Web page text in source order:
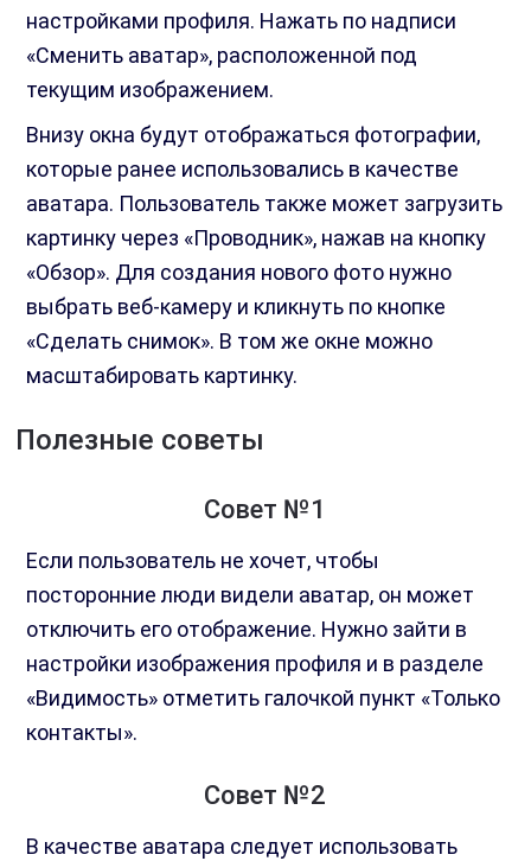
настройками профиля. Нажать по надписи
«Сменить аватар», расположенной под
текущим изображением.
Внизу окна будут отображаться фотографии,
которые ранее использовались в качестве
аватара. Пользователь также может загрузить
картинку через «Проводник», нажав на кнопку
«Обзор». Для создания нового фото нужно
выбрать веб-камеру и кликнуть по кнопке
«Сделать снимок». В том же окне можно
масштабировать картинку.
Полезные советы
Совет №1
Если пользователь не хочет, чтобы
посторонние люди видели аватар, он может
отключить его отображение. Нужно зайти в
настройки изображения профиля и в разделе
«Видимость» отметить галочкой пункт «Только
контакты».
Совет №2
В качестве аватара следует использовать